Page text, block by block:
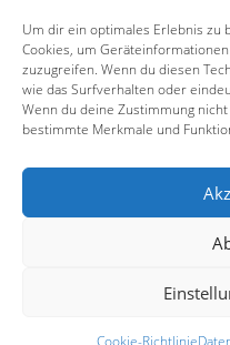
Um dir ein optimales Erlebnis zu
Cookies, um
zuzugreifen. Wenn du diesen
wie das Surfverhalten oder
Wenn du deine Zustimmung
bestimmte Merkmale und
Cookie-Richtlinie
Mail: info@detail-
Kontakt/
Datenschutzerklärung